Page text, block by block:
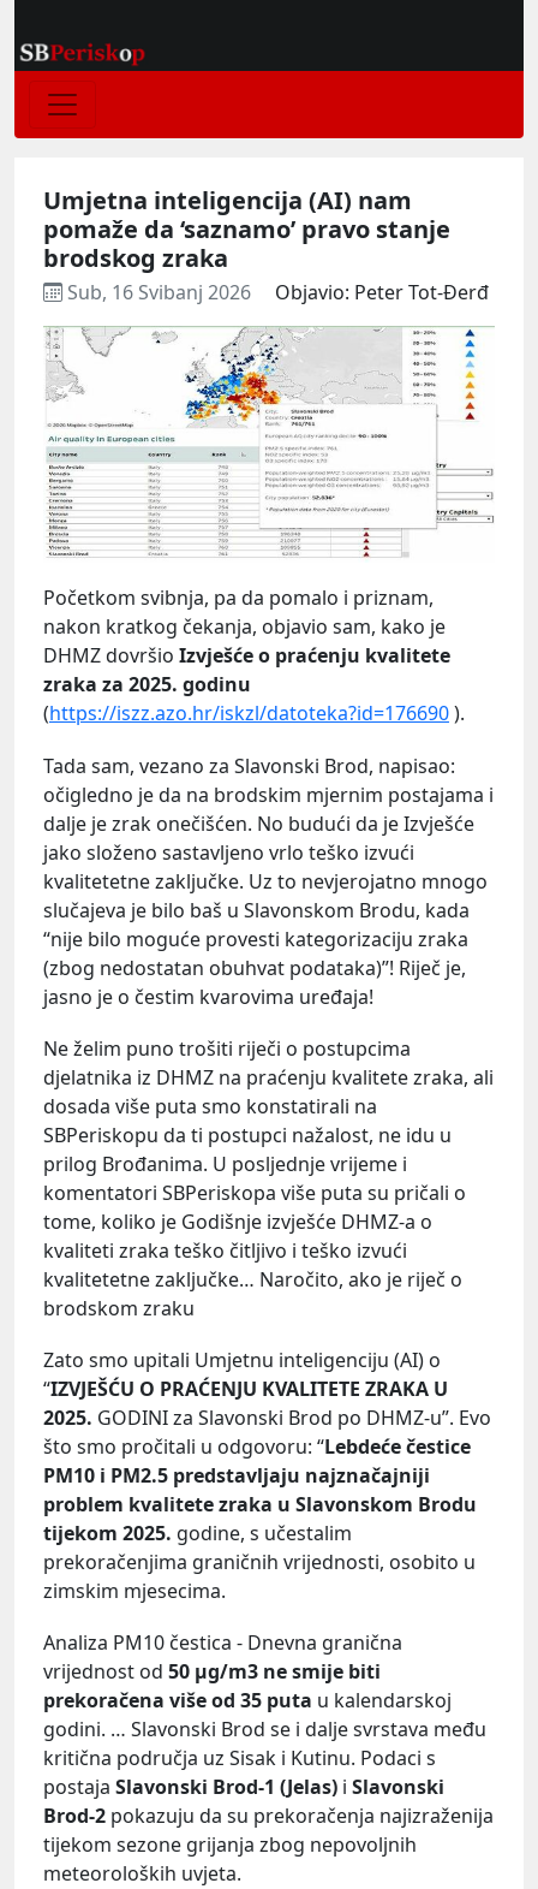
Umjetna inteligencija (AI) nam
pomaže da ‘saznamo’ pravo stanje
brodskog zraka
Sub, 16 Svibanj 2026 Objavio: Peter Tot-Đerđ
Početkom svibnja, pa da pomalo i priznam,
nakon kratkog čekanja, objavio sam, kako je
DHMZ dovršio Izvješće o praćenju kvalitete
zraka za 2025. godinu
(https://iszz.azo.hr/iskzl/datoteka?id=176690).
Tada sam, vezano za Slavonski Brod, napisao:
očigledno je da na brodskim mjernim postajama i
dalje je zrak onečišćen. No budući da je Izvješće
jako složeno sastavljeno vrlo teško izvući
kvalitetetne zaključke. Uz to nevjerojatno mnogo
slučajeva je bilo baš u Slavonskom Brodu, kada
“nije bilo moguće provesti kategorizaciju zraka
(zbog nedostatan obuhvat podataka)”! Riječ je,
jasno je o čestim kvarovima uređaja!
Ne želim puno trošiti riječi o postupcima
djelatnika iz DHMZ na praćenju kvalitete zraka, ali
dosada više puta smo konstatirali na
SBPeriskopu da ti postupci nažalost, ne idu u
prilog Brođanima. U posljednje vrijeme i
komentatori SBPeriskopa više puta su pričali o
tome, koliko je Godišnje izvješće DHMZ-a o
kvaliteti zraka teško čitljivo i teško izvući
kvalitetetne zaključke… Naročito, ako je riječ o
brodskom zraku
Zato smo upitali Umjetnu inteligenciju (AI) o
“IZVJEŠĆU O PRAĆENJU KVALITETE ZRAKA U
2025. GODINI za Slavonski Brod po DHMZ-u”. Evo
što smo pročitali u odgovoru: “Lebdeće čestice
PM10 i PM2.5 predstavljaju najznačajniji
problem kvalitete zraka u Slavonskom Brodu
tijekom 2025. godine, s učestalim
prekoračenjima graničnih vrijednosti, osobito u
zimskim mjesecima.
Analiza PM10 čestica - Dnevna granična
vrijednost od 50 μg/m3 ne smije biti
prekoračena više od 35 puta u kalendarskoj
godini. … Slavonski Brod se i dalje svrstava među
kritična područja uz Sisak i Kutinu. Podaci s
postaja Slavonski Brod-1 (Jelas) i Slavonski
Brod-2 pokazuju da su prekoračenja najizraženija
tijekom sezone grijanja zbog nepovoljnih
meteoroloških uvjeta.